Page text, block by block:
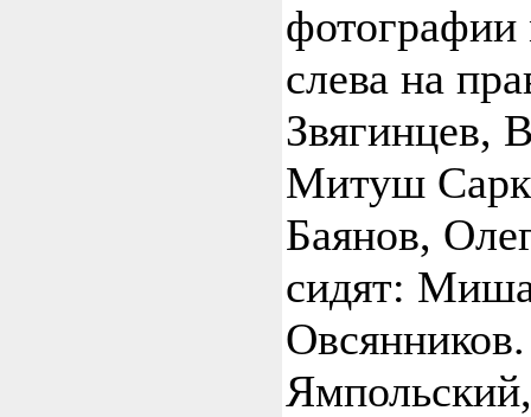
фотографии
слева на
Звягинцев,
Митуш
Баянов,
сидят: